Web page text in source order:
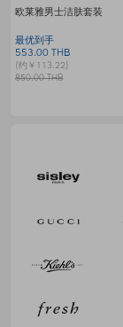
KAGE 晕染腮红 Shy
199.00 THB
(约￥40.75)